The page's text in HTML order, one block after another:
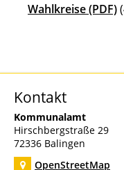
Kontakt
Kommunalamt
Hirschbergstraße 29
72336 Balingen
OpenStreetMap
Wahlkreise(PDF)